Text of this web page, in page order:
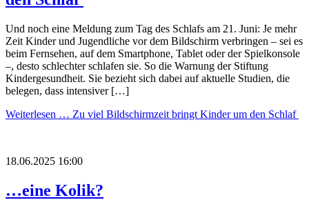
Und noch eine Meldung zum Tag des Schlafs am 21. Juni: Je mehr
Zeit Kinder und Jugendliche vor dem Bildschirm verbringen – sei es
beim Fernsehen, auf dem Smartphone, Tablet oder der Spielkonsole
–, desto schlechter schlafen sie. So die Warnung der Stiftung
Kindergesundheit. Sie bezieht sich dabei auf aktuelle Studien, die
belegen, dass intensiver […]
Weiterlesen … Zu viel Bildschirmzeit bringt Kinder um den Schlaf
18.06.2025 16:00
…eine Kolik?